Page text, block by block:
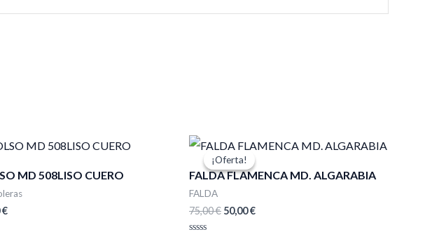
MD 508LISO CUERO
€
¡Oferta!
¡Oferta!
FALDA FLAMENCA MD. ALGARABIA
FALDA
75,00€
El
precio
original
era:
50,00€
El
precio
es: